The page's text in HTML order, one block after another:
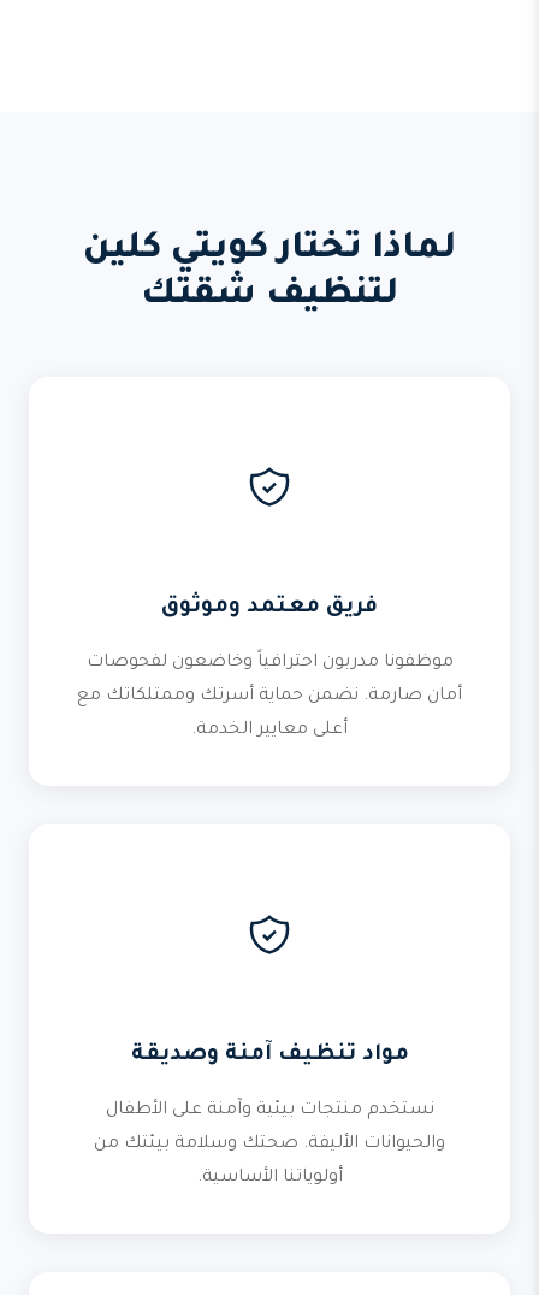
لماذا تختار كويتي كلين
لتنظيف شقتك
فريق معتمد وموثوق
موظفونا مدربون احترافياً وخاضعون لفحوصات
أمان صارمة. نضمن حماية أسرتك وممتلكاتك مع
أعلى معايير الخدمة.
مواد تنظيف آمنة وصديقة
نستخدم منتجات بيئية وآمنة على الأطفال
والحيوانات الأليفة. صحتك وسلامة بيئتك من
أولوياتنا الأساسية.